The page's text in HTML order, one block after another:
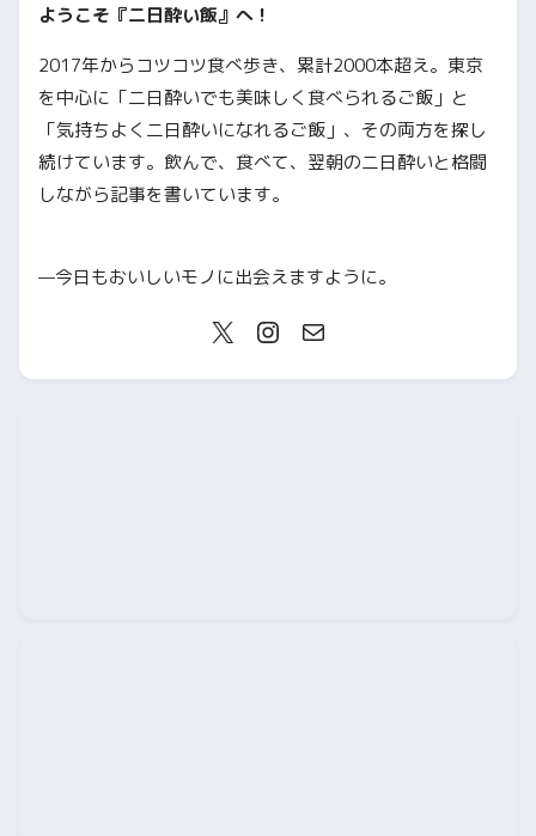
ようこそ『二日酔い飯』へ！
2017年からコツコツ食べ歩き、累計2000本超え。東京
を中心に「二日酔いでも美味しく食べられるご飯」と
「気持ちよく二日酔いになれるご飯」、その両方を探し
続けています。飲んで、食べて、翌朝の二日酔いと格闘
しながら記事を書いています。
—今日もおいしいモノに出会えますように。